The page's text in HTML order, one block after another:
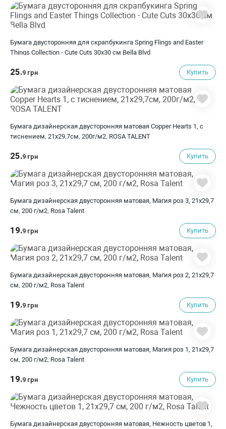
Бумага двусторонняя для скрапбукинга Spring Flings and Easter
Things Collection - Cute Cuts 30х30 см Bella Blvd
25.9 грн Купить
Бумага дизайнерская двусторонняя матовая Copper Hearts 1, с
тиснением, 21х29,7см, 200г/м2, ROSA TALENT
25.9 грн Купить
Бумага дизайнерская двусторонняя матовая, Магия роз 3, 21х29,7
см, 200 г/м2, Rosa Talent
19.9 грн Купить
Бумага дизайнерская двусторонняя матовая, Магия роз 2, 21х29,7
см, 200 г/м2, Rosa Talent
19.9 грн Купить
Бумага дизайнерская двусторонняя матовая, Магия роз 1, 21х29,7
см, 200 г/м2, Rosa Talent
19.9 грн Купить
Бумага дизайнерская двусторонняя матовая, Нежность цветов 1,